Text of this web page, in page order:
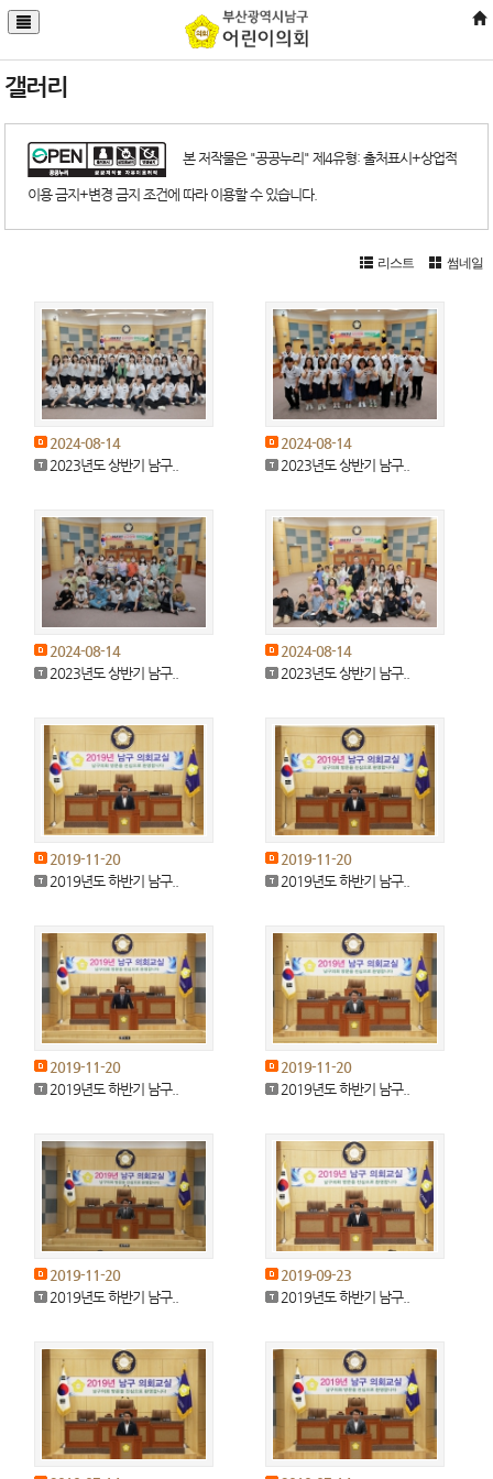
갤러리
본 저작물은 "공공누리" 제4유형: 출처표시+상업적
이용 금지+변경 금지 조건에 따라 이용할 수 있습니다.
리스트 썸네일
2024-08-14
2023년도 상반기 남구..
2024-08-14
2023년도 상반기 남구..
2024-08-14
2023년도 상반기 남구..
2024-08-14
2023년도 상반기 남구..
2019-11-20
2019년도 하반기 남구..
2019-11-20
2019년도 하반기 남구..
2019-11-20
2019년도 하반기 남구..
2019-11-20
2019년도 하반기 남구..
2019-11-20
2019년도 하반기 남구..
2019-09-23
2019년도 하반기 남구..